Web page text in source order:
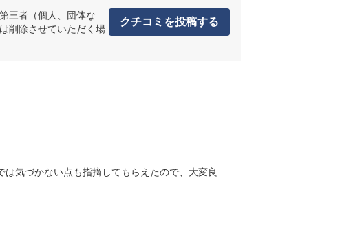
三者（個人、団体な
削除させていただく場
クチコミを投稿する
気づかない点も指摘してもらえたので、大変良